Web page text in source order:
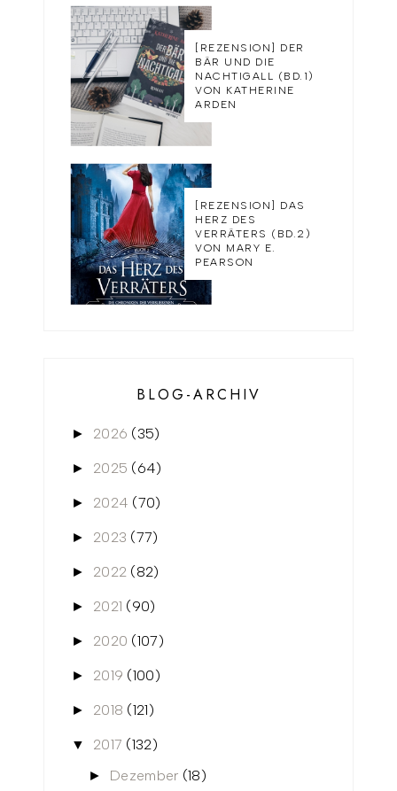
[REZENSION] DER
BÄR UND DIE
NACHTIGALL (BD.1)
VON KATHERINE
ARDEN
[REZENSION] DAS
HERZ DES
VERRÄTERS (BD.2)
VON MARY E.
PEARSON
BLOG-ARCHIV
► 2026 (35)
► 2025 (64)
► 2024 (70)
► 2023 (77)
► 2022 (82)
► 2021 (90)
► 2020 (107)
► 2019 (100)
► 2018 (121)
▼ 2017 (132)
► Dezember (18)